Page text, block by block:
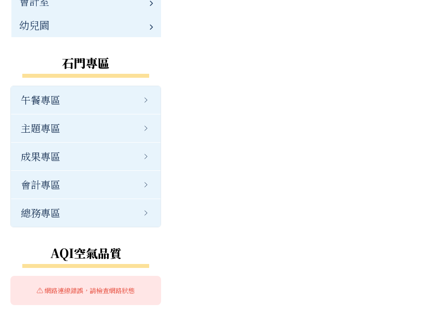
人事公告
公開資訊
檔案下載
業務職掌
重要連結
公開資訊
幼兒園
幼兒園職掌
幼兒園公告
石門專區
午餐專區
主題專區
成果專區
會計專區
總務專區
AQI空氣品質
⚠️ 網路連線錯誤，請檢查網路狀態